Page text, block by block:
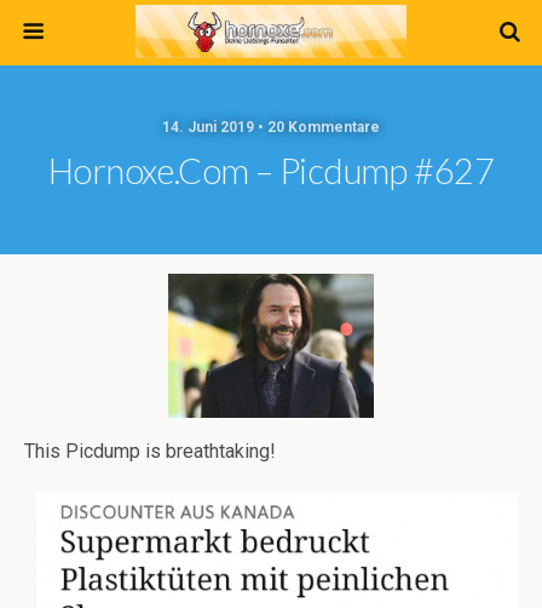
14. Juni 2019 • 20 Kommentare
Hornoxe.com – Picdump #627
This Picdump is breathtaking!